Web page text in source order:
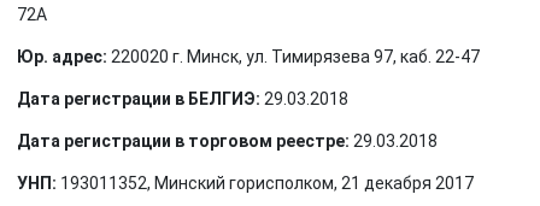
72А
Юр. адрес: 220020 г. Минск, ул. Тимирязева 97, каб. 22-47
Дата регистрации в БЕЛГИЭ: 29.03.2018
Дата регистрации в торговом реестре: 29.03.2018
УНП: 193011352, Минский горисполком, 21 декабря 2017